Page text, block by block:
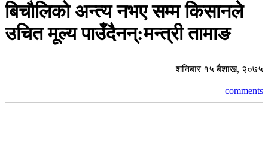
बिचौलिको अन्त्य नभए सम्म किसानले
उचित मूल्य पाउँदैनन्:मन्त्री तामाङ
शनिबार १५ बैशाख, २०७५
comments